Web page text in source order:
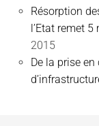
Résorption
l’Etat remet
2015
De la prise